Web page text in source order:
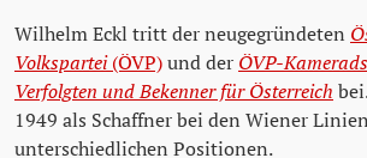
Wilhelm Eckl tritt der neugegründeten
Volkspartei(ÖVP)und der ÖVP-
Verfolgten und Bekenner für Österreich
1949 als Schaffner bei den Wiener
unterschiedlichen Positionen.